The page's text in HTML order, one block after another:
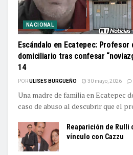
NACIONAL
Escándalo en Ecatepec:
domiciliario tras confesar
14
PORULISES BURGUEÑO 30 mayo, 2026
Una madre de familia en Ecatepec
caso de abuso al descubrir que el
Reaparición de Rulli
vínculo con Cazzu